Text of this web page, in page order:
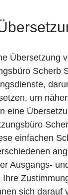
Übersetzung
Scherb
um
eine
einfachen
Ausgangs-
sich darauf